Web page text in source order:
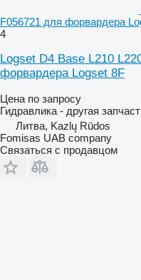
F056721 для форвардера
4
Logset D4 Base L210
форвардера Logset 8F
Цена по запросу
Гидравлика - другая
Литва, Kazlų Rūdos
Fomisas UAB company
Связаться с продавцом